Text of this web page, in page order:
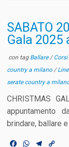
o
o
k
A
p
p
r
a
m
i
n
k
SABATO
Gala 2025
con tag Ballare/Corsi
country a milano/
serate country a
CHRISTMAS
appuntamento
brindare, ballare
W